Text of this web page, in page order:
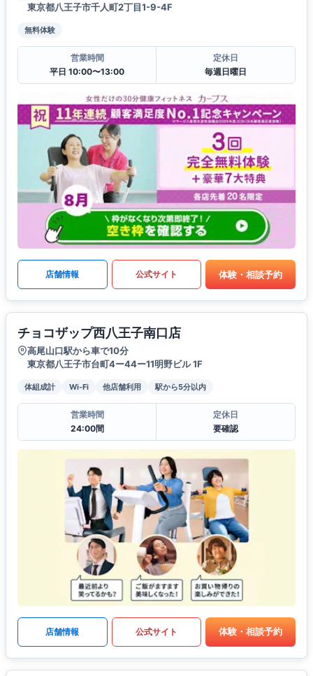
東京都八王子市千人町2丁目1-9-4F
無料体験
営業時間
平日 10:00〜13:00
定休日
毎週日曜日
店舗情報 公式サイト 体験・相談予約
チョコザップ西八王子南口店
高尾山口駅から車で10分
東京都八王子市台町4ー44ー11明野ビル 1F
体組成計 Wi-Fi 他店舗利用 駅から5分以内
営業時間
24:00間
定休日
要確認
店舗情報 公式サイト 体験・相談予約